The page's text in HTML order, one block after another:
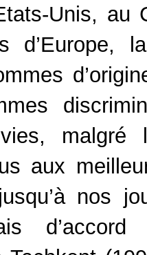
Unis, au
d’Europe,
malgré
aux
nos